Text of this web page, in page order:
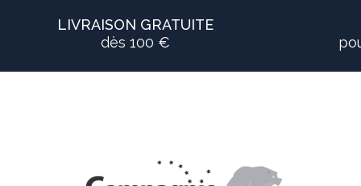
LIVRAISON GRATUITE
dès 100 €